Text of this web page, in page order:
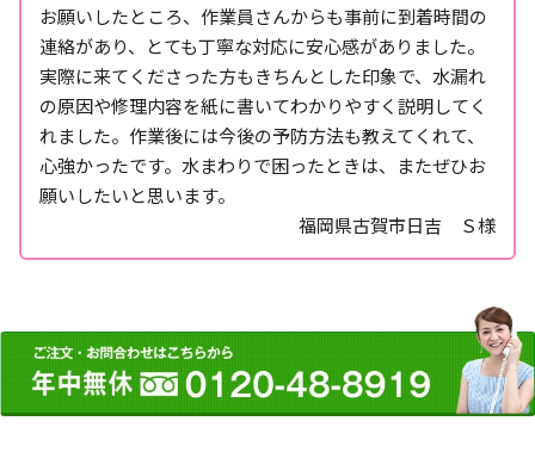
お願いしたところ、作業員さんからも事前に到着時間の
連絡があり、とても丁寧な対応に安心感がありました。
実際に来てくださった方もきちんとした印象で、水漏れ
の原因や修理内容を紙に書いてわかりやすく説明してく
れました。作業後には今後の予防方法も教えてくれて、
心強かったです。水まわりで困ったときは、またぜひお
願いしたいと思います。
福岡県古賀市日吉 Ｓ様